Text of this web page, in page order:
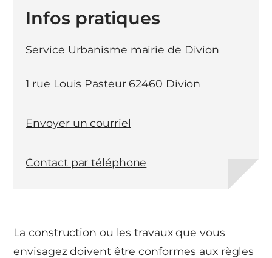
La construction ou les travaux que vous
envisagez doivent être conformes aux règles
Infos pratiques
Service Urbanisme mairie de Divion
1 rue Louis Pasteur 62460 Divion
Envoyer un courriel
Contact par téléphone